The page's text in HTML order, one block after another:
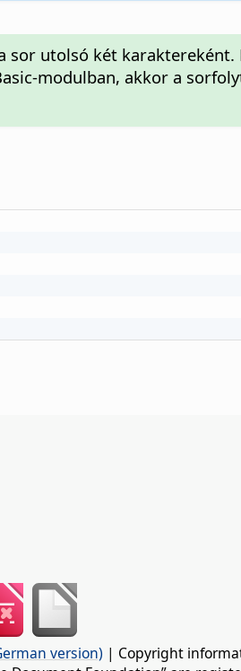
sor utolsó két
modulban, akkor a
version) | Copyright